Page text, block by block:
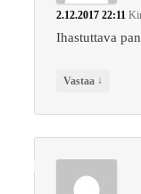
2.12.2017 22:11
Ihastuttava
Vastaa ↓